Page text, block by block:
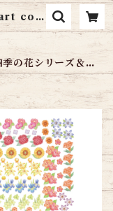
art cott
販
季の花シリーズ＆数